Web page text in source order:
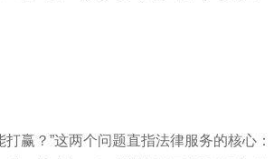
赢？”这两个问题直指法律服务的核心：